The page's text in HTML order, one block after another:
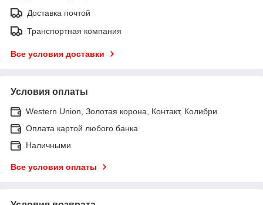
Доставка почтой
Транспортная компания
Все условия доставки
Условия оплаты
Western Union, Золотая корона, Контакт, Колибри
Оплата картой любого банка
Наличными
Все условия оплаты